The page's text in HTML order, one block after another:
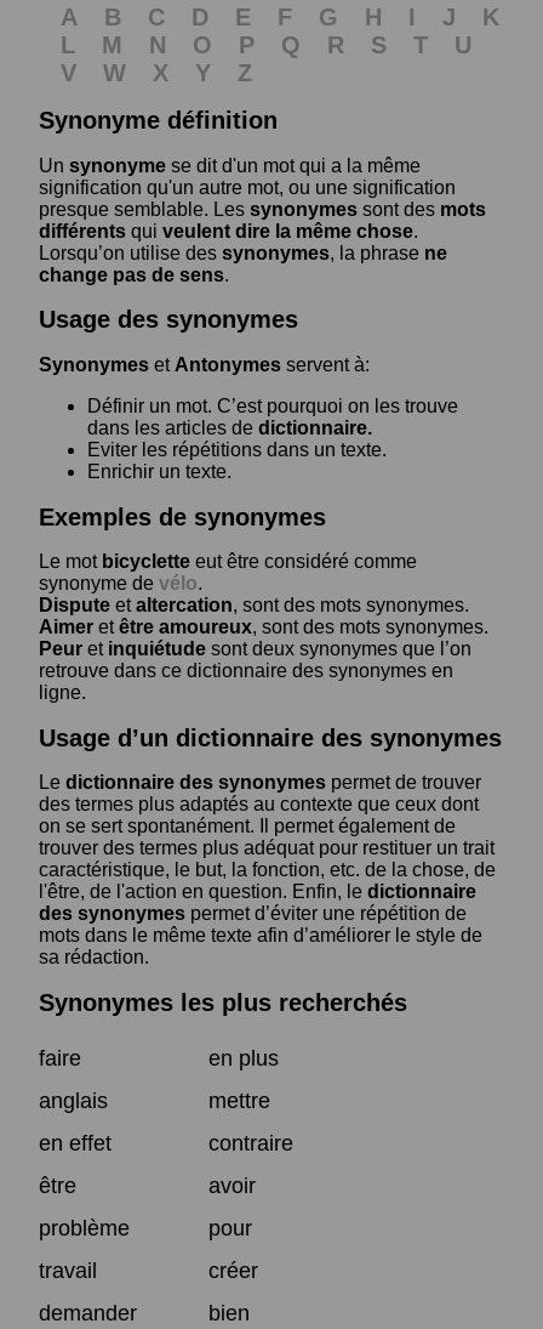
A B C D E F G H I J
K
L
M N O P Q R S T
U
V
W X Y
Z
Synonyme définition
Un synonyme se dit d'un mot qui a la même
signification qu'un autre mot, ou une signification
presque semblable. Les synonymes sont des mots
différents qui veulent dire la même chose.
Lorsqu’on utilise des synonymes, la phrase ne
change pas de sens.
Usage des synonymes
Synonymes et Antonymes servent à:
Définir un mot. C’est pourquoi on les trouve
dans les articles de dictionnaire.
Eviter les répétitions dans un texte.
Enrichir un texte.
Exemples de synonymes
Le mot bicyclette eut être considéré comme
synonyme de vélo.
Dispute etaltercation, sont des mots synonymes.
Aimer etêtre amoureux, sont des mots synonymes.
Peur et inquiétude sont deux synonymes que l’on
retrouve dans ce dictionnaire des synonymes en
ligne.
Usage d’un dictionnaire des synonymes
Le dictionnaire des synonymes permet de trouver
des termes plus adaptés au contexte que ceux dont
on se sert spontanément. Il permet également de
trouver des termes plus adéquat pour restituer un trait
caractéristique, le but, la fonction, etc. de la chose, de
l'être, de l'action en question. Enfin, le dictionnaire
des synonymes permet d’éviter une répétition de
mots dans le même texte afin d’améliorer le style de
sa rédaction.
Synonymes les plus recherchés
faire
en plus
anglais
mettre
en effet
contraire
être
avoir
problème
pour
travail
créer
demander
bien